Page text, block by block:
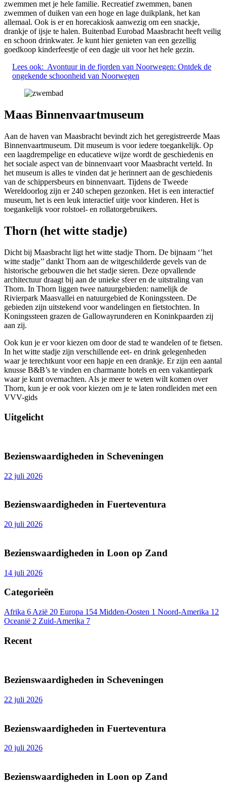
zwemmen met je hele familie. Recreatief zwemmen, banen
zwemmen of duiken van een hoge en lage duikplank, het kan
allemaal. Ook is er en horecakiosk aanwezig om een snackje,
drankje of ijsje te halen. Buitenbad Eurobad Maasbracht heeft veilig
en schoon drinkwater. Je kunt hier genieten van een gezellig
goedkoop kinderfeestje of een dagje uit voor het hele gezin.
Lees ook: Avontuur in de fjorden van Noorwegen: Ontdek de
ongekende schoonheid van Noorwegen
Maas Binnenvaartmuseum
Aan de haven van Maasbracht bevindt zich het geregistreerde Maas
Binnenvaartmuseum. Dit museum is voor iedere toegankelijk. Op
een laagdrempelige en educatieve wijze wordt de geschiedenis en
het sociale aspect van de binnenvaart voor Maasbracht verteld. In
het museum is alles te vinden dat je herinnert aan de geschiedenis
van de schippersbeurs en binnenvaart. Tijdens de Tweede
Wereldoorlog zijn er 240 schepen gezonken. Het is een interactief
museum, het is een leuk interactief uitje voor kinderen. Het is
toegankelijk voor rolstoel- en rollatorgebruikers.
Thorn (het witte stadje)
Dicht bij Maasbracht ligt het witte stadje Thorn. De bijnaam ‘’het
witte stadje’’ dankt Thorn aan de witgeschilderde gevels van de
historische gebouwen die het stadje sieren. Deze opvallende
architectuur draagt bij aan de unieke sfeer en de uitstraling van
Thorn. In Thorn liggen twee natuurgebieden: namelijk de
Rivierpark Maasvallei en natuurgebied de Koningssteen. De
gebieden zijn uitstekend voor wandelingen en fietstochten. In
Koningssteen grazen de Gallowayrunderen en Koninkpaarden zij
aan zij.
Ook kun je er voor kiezen om door de stad te wandelen of te fietsen.
In het witte stadje zijn verschillende eet- en drink gelegenheden
waar je terechtkunt voor een hapje en een drankje. Er zijn een aantal
knusse B&B’s te vinden en charmante hotels en een vakantiepark
waar je kunt overnachten. Als je meer te weten wilt komen over
Thorn, kun je er ook voor kiezen om je te laten rondleiden met een
VVV-gids
Uitgelicht
Bezienswaardigheden in Scheveningen
22 juli 2026
Bezienswaardigheden in Fuerteventura
20 juli 2026
Bezienswaardigheden in Loon op Zand
14 juli 2026
Categorieën
Afrika 6 Azië 20 Europa 154 Midden-Oosten 1 Noord-Amerika 12
Oceanië 2 Zuid-Amerika 7
Recent
Bezienswaardigheden in Scheveningen
22 juli 2026
Bezienswaardigheden in Fuerteventura
20 juli 2026
Bezienswaardigheden in Loon op Zand